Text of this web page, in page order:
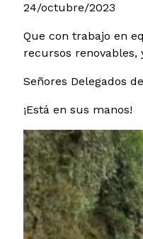
24/octubre/2023
Que con trabajo en
recursos renovables,
Señores Delegados
¡Está en sus manos!